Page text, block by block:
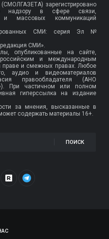
(СМОЛГАЗЕТА) зарегистрировано
надзору в сфере связи,
и массовых коммуникаций
СМИ: серия Эл №
СМИ».
опубликованные на сайте,
и международным
праве и смежных правах. Любое
аудио и видеоматериалов
правообладателя (АНО
При частичном или полном
гиперссылка на издание
за мнения, высказанные в
содержать материалы 16+.
ПОИСК